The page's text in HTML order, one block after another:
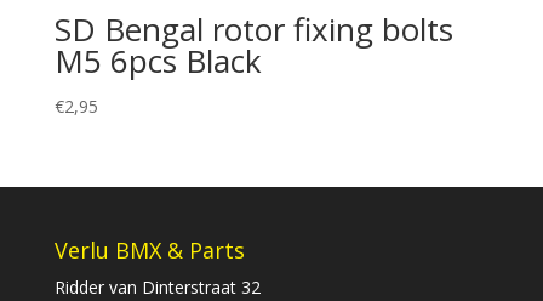
SD Bengal rotor fixing bolts
M5 6pcs Black
€2,95
Verlu BMX & Parts
Ridder van Dinterstraat 32